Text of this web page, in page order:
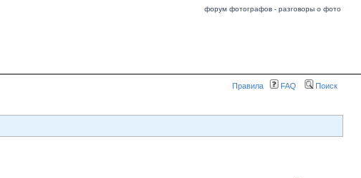
форум фотографов - разговоры о фото
Правила FAQ Поиск